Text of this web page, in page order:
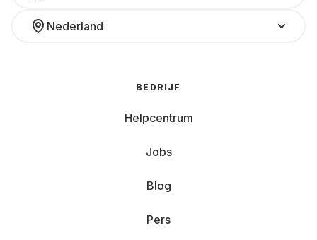
Nederland
BEDRIJF
Helpcentrum
Jobs
Blog
Pers